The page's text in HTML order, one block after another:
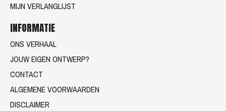
MIJN VERLANGLIJST
INFORMATIE
ONS VERHAAL
JOUW EIGEN ONTWERP?
CONTACT
ALGEMENE VOORWAARDEN
DISCLAIMER